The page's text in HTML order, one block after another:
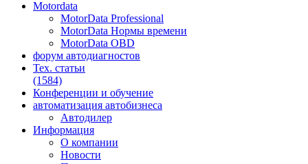
Motordata
MotorData Professional
MotorData Нормы времени
MotorData OBD
форум автодиагностов
Тех. статьи
(1584)
Конференции и обучение
автоматизация автобизнеса
Автодилер
Информация
О компании
Новости